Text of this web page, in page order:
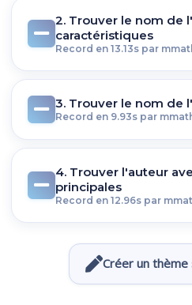
2. Trouver le nom de
caractéristiques
Record en 13.13s par
3. Trouver le nom de
Record en 9.93s par
4. Trouver l'auteur
principales
Record en 12.96s par
Créer un